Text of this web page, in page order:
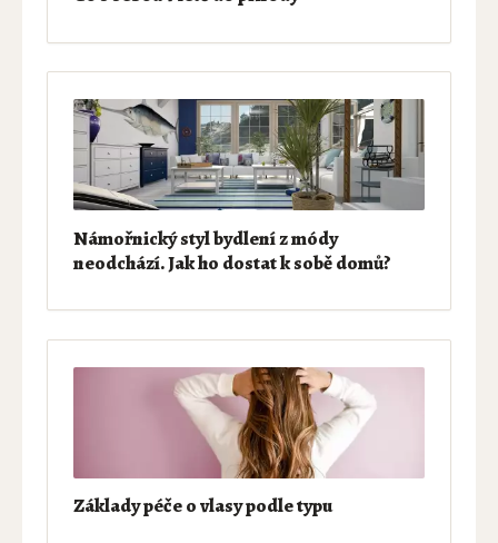
Námořnický styl bydlení z módy
neodchází. Jak ho dostat k sobě domů?
Základy péče o vlasy podle typu